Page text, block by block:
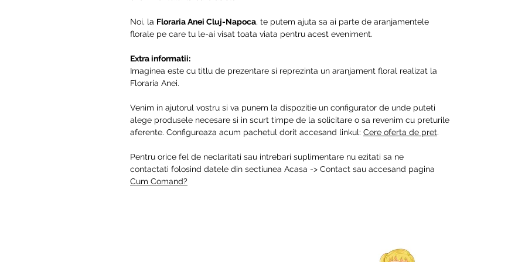
Noi, la Floraria Anei Cluj-Napoca, te putem ajuta sa ai parte de aranjamentele
florale pe care tu le-ai visat toata viata pentru acest eveniment.
Extra informatii:
Imaginea este cu titlu de prezentare si reprezinta un aranjament floral realizat la
Floraria Anei.
Venim in ajutorul vostru si va punem la dispozitie un configurator de unde puteti
alege produsele necesare si in scurt timpe de la solicitare o sa revenim cu preturile
aferente. Configureaza acum pachetul dorit accesand linkul: Cere oferta de pret.
Pentru orice fel de neclaritati sau intrebari suplimentare nu ezitati sa ne
contactati folosind datele din sectiunea Acasa -> Contact sau accesand pagina
Cum Comand?